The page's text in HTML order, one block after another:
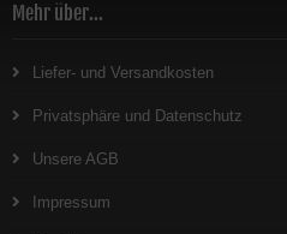
Mehr über...
Liefer- und Versandkosten
Privatsphäre und Datenschutz
Unsere AGB
Impressum